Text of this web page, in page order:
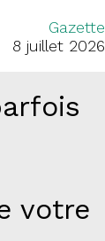
Gazette
8 juillet 2026
votre